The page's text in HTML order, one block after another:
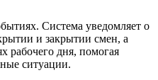
Система уведомляет о
и закрытии смен, а
рабочего дня, помогая
ситуации.